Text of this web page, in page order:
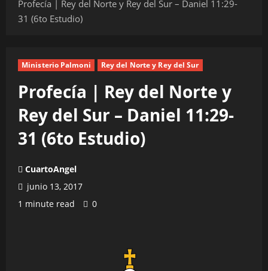
Profecía | Rey del Norte y Rey del Sur – Daniel 11:29-
31 (6to Estudio)
Ministerio Palmoni Rey del Norte y Rey del Sur
Profecía | Rey del Norte y
Rey del Sur – Daniel 11:29-
31 (6to Estudio)
CuartoAngel
junio 13, 2017
1 minute read
0